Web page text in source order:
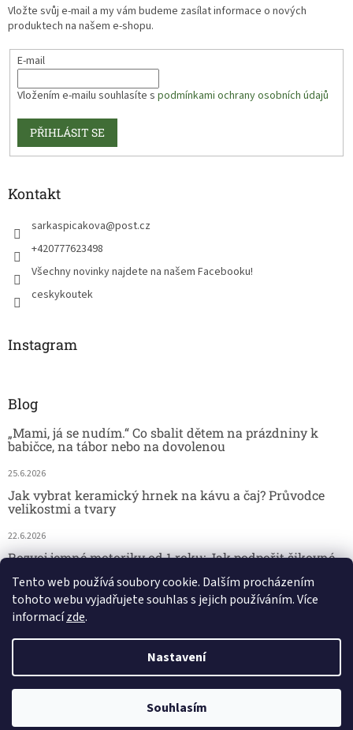
Tento web používá soubory cookie. Dalším procházením
tohoto webu vyjadřujete souhlas s jejich používáním. Více
informacízde.
Nastavení
Souhlasím
29.7. kamenná prodejna - DOVOLENÁ. 🚚 Doprava zdarma při nákupu
Vložte svůj e-mail a my vám budeme zasílat informace o nových
produktech na našem e-shopu.
E-mail
Vložením e-mailu souhlasíte s podmínkami ochrany osobních údajů
PŘIHLÁSIT SE
Kontakt
sarkaspicakova@post.cz
+420777623498
Všechny novinky najdete na našem Facebooku!
ceskykoutek
Instagram
Blog
„Mami, já se nudím.“ Co sbalit dětem na prázdniny k
babičce, na tábor nebo na dovolenou
25.6.2026
Jak vybrat keramický hrnek na kávu a čaj? Průvodce
velikostmi a tvary
22.6.2026
Rozvoj jemné motoriky od 1 roku: Jak podpořit šikovné
18.6.2026
Vytvořil Shoptet
Český koutek. Všechna práva vyhrazena.